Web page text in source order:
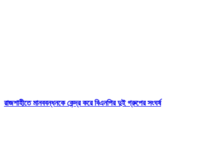
রাজশাহীতে মানববন্ধনকে কেন্দ্র করে বিএনপির দুই গ্রুপের সংঘর্ষ